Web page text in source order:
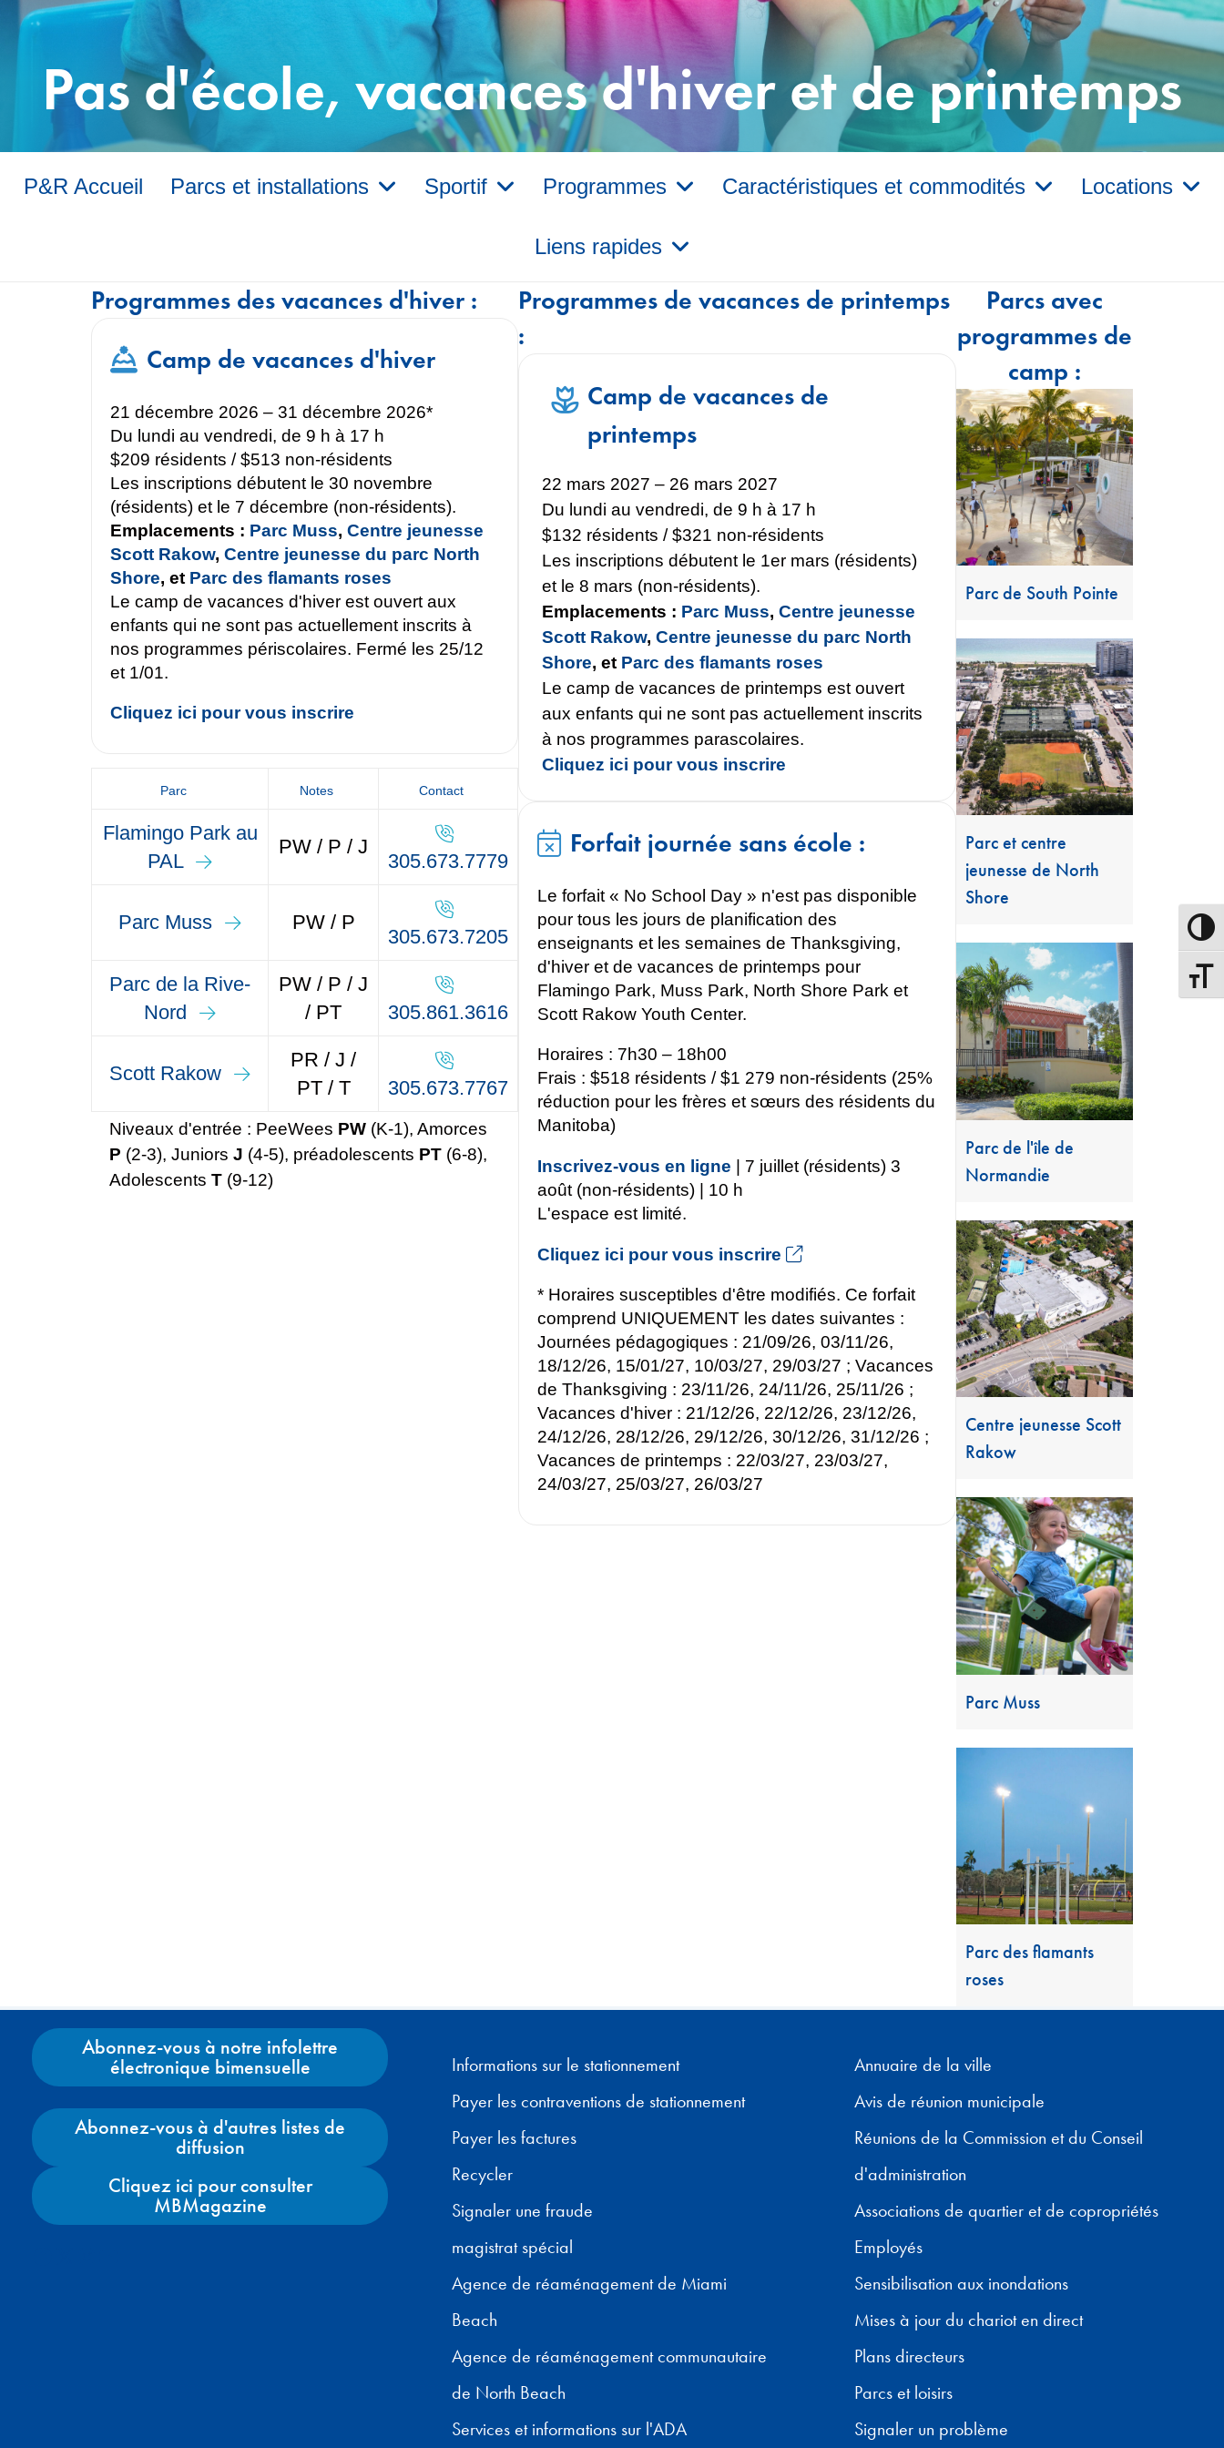
Pas d'école, vacances d'hiver et de printemps
P&R Accueil Parcs et installations Sportif Programmes Caractéristiques et commodités Locations
Liens rapides
Programmes des vacances d'hiver :
Camp de vacances d'hiver
21 décembre 2026 – 31 décembre 2026*
Du lundi au vendredi, de 9 h à 17 h
$209 résidents / $513 non-résidents
Les inscriptions débutent le 30 novembre
(résidents) et le 7 décembre (non-résidents).
Emplacements : Parc Muss, Centre jeunesse
Scott Rakow, Centre jeunesse du parc North
Shore, et Parc des flamants roses
Le camp de vacances d'hiver est ouvert aux
enfants qui ne sont pas actuellement inscrits à
nos programmes périscolaires. Fermé les 25/12
et 1/01.
Cliquez ici pour vous inscrire
Parc Notes Contact
Flamingo Park au
PAL
PW / P / J
305.673.7779
Parc Muss PW / P
305.673.7205
Parc de la Rive-
Nord
PW / P / J
/ PT
305.861.3616
Scott Rakow
PR / J /
PT / T
305.673.7767
Niveaux d'entrée : PeeWees PW (K-1), Amorces
P (2-3), Juniors J (4-5), préadolescents PT (6-8),
Adolescents T (9-12)
Programmes de vacances de printemps
:
Camp de vacances de
printemps
22 mars 2027 – 26 mars 2027
Du lundi au vendredi, de 9 h à 17 h
$132 résidents / $321 non-résidents
Les inscriptions débutent le 1er mars (résidents)
et le 8 mars (non-résidents).
Emplacements : Parc Muss,Centre jeunesse
Scott Rakow,Centre jeunesse du parc North
Shore, et Parc des flamants roses
Le camp de vacances de printemps est ouvert
aux enfants qui ne sont pas actuellement inscrits
à nos programmes parascolaires.
Cliquez ici pour vous inscrire
Forfait journée sans école :
Le forfait « No School Day » n'est pas disponible
pour tous les jours de planification des
enseignants et les semaines de Thanksgiving,
d'hiver et de vacances de printemps pour
Flamingo Park, Muss Park, North Shore Park et
Scott Rakow Youth Center.
Horaires : 7h30 – 18h00
Frais : $518 résidents / $1 279 non-résidents (25%
réduction pour les frères et sœurs des résidents du
Manitoba)
Inscrivez-vous en ligne | 7 juillet (résidents) 3
août (non-résidents) | 10 h
L'espace est limité.
Cliquez ici pour vous inscrire
* Horaires susceptibles d'être modifiés. Ce forfait
comprend UNIQUEMENT les dates suivantes :
Journées pédagogiques : 21/09/26, 03/11/26,
18/12/26, 15/01/27, 10/03/27, 29/03/27 ; Vacances
de Thanksgiving : 23/11/26, 24/11/26, 25/11/26 ;
Vacances d'hiver : 21/12/26, 22/12/26, 23/12/26,
24/12/26, 28/12/26, 29/12/26, 30/12/26, 31/12/26 ;
Vacances de printemps : 22/03/27, 23/03/27,
24/03/27, 25/03/27, 26/03/27
Parcs avec
programmes de
camp :
Parc de South Pointe
Parc et centre
jeunesse de North
Shore
Parc de l'île de
Normandie
Centre jeunesse Scott
Rakow
Parc Muss
Parc des flamants
roses
Abonnez-vous à notre infolettre
électronique bimensuelle
Abonnez-vous à d'autres listes de
diffusion
Cliquez ici pour consulter
MBMagazine
Informations sur le stationnement
Payer les contraventions de stationnement
Payer les factures
Recycler
Signaler une fraude
magistrat spécial
Agence de réaménagement de Miami
Beach
Agence de réaménagement communautaire
de North Beach
Services et informations sur l'ADA
Annuaire de la ville
Avis de réunion municipale
Réunions de la Commission et du Conseil
d'administration
Associations de quartier et de copropriétés
Employés
Sensibilisation aux inondations
Mises à jour du chariot en direct
Plans directeurs
Parcs et loisirs
Signaler un problème